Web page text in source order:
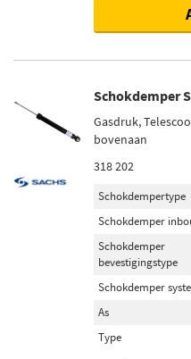
Schokdemper
Gasdruk,
bovenaan
318 202
Schokdempertype
Schokdemper
Schokdemper
bevestigingstype
Schokdemper
As
Type